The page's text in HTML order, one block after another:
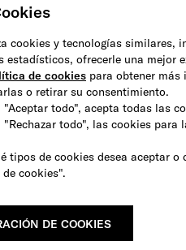
cookies y tecnologías similares,
estadísticos, ofrecerle una mejor
de cookies para obtener
o retirar su consentimiento.
"Aceptar todo", acepta todas las
todo", las cookies para
tipos de cookies desea aceptar
cookies".
DE COOKIES